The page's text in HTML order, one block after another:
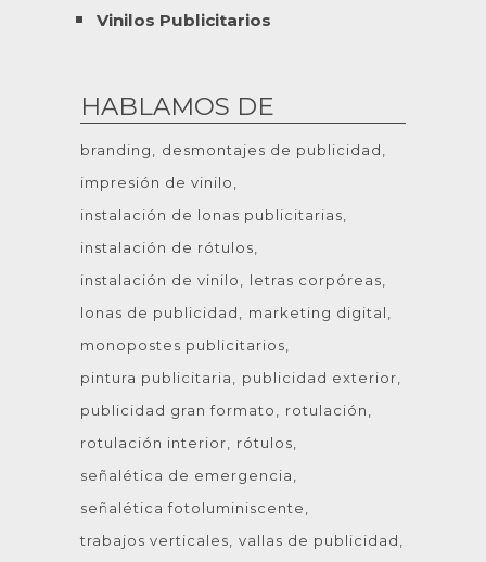
Vinilos Publicitarios
HABLAMOS DE
branding
desmontajes de publicidad
impresión de vinilo
instalación de lonas publicitarias
instalación de rótulos
instalación de vinilo
letras corpóreas
lonas de publicidad
marketing digital
monopostes publicitarios
pintura publicitaria
publicidad exterior
publicidad gran formato
rotulación
rotulación interior
rótulos
señalética de emergencia
señalética fotoluminiscente
trabajos verticales
vallas de publicidad